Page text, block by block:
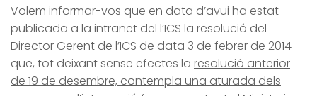
Volem informar-vos que en data d’avui ha estat
publicada a la intranet del l’ICS la resolució del
Director Gerent de l’ICS de data 3 de febrer de 2014
que, tot deixant sense efectes la resolució anterior
de 19 de desembre, contempla una aturada dels